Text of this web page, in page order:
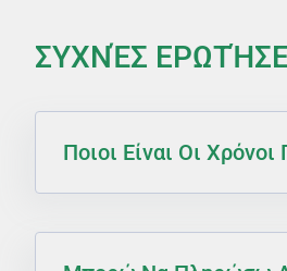
ΣΥΧΝΈΣ
Ποιοι Είναι Οι